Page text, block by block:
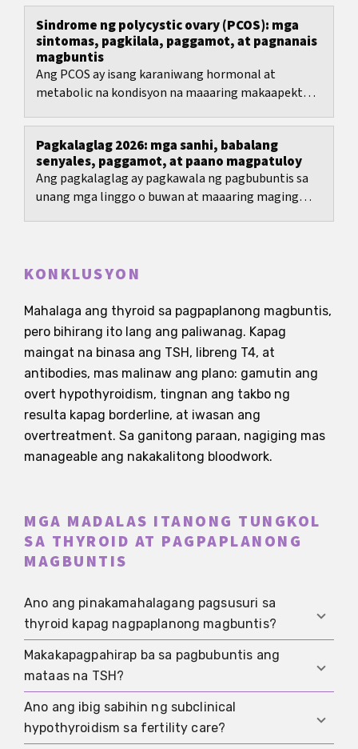
tinatawag na...
Sindrome ng polycystic ovary (PCOS): mga
sintomas, pagkilala, paggamot, at pagnanais
magbuntis
Ang PCOS ay isang karaniwang hormonal at
metabolic na kondisyon na maaaring makaapekto
Pagkalaglag 2026: mga sanhi, babalang
senyales, paggamot, at paano magpatuloy
Ang pagkalaglag ay pagkawala ng pagbubuntis sa
unang mga linggo o buwan at maaaring maging
KONKLUSYON
Mahalaga ang thyroid sa pagpaplanong magbuntis,
pero bihirang ito lang ang paliwanag. Kapag
maingat na binasa ang TSH, libreng T4, at
antibodies, mas malinaw ang plano: gamutin ang
overt hypothyroidism, tingnan ang takbo ng
resulta kapag borderline, at iwasan ang
overtreatment. Sa ganitong paraan, nagiging mas
manageable ang nakakalitong bloodwork.
MGA MADALAS ITANONG TUNGKOL
SA THYROID AT PAGPAPLANONG
MAGBUNTIS
Ano ang pinakamahalagang pagsusuri sa
thyroid kapag nagpaplanong magbuntis?
Para sa karamihan, sapat na ang TSH at libreng
T4 para makita ang direksyon. Puwedeng
makatulong ang thyroid peroxidase antibodies
kung malamang ang Hashimoto o kung mahalaga
ang autoimmunity risk sa plano ng follow-up.
Makakapagpahirap ba sa pagbubuntis ang
mataas na TSH?
Puwedeng makaapekto ang overt hypothyroidism
sa cycle at obulasyon. Ang mild na abnormalidad
Ano ang ibig sabihin ng subclinical
hypothyroidism sa fertility care?